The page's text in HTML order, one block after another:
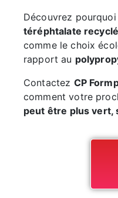
Découvrez pourquoi
téréphtalate recyclé
comme le choix
rapport au
Contactez CP
comment votre
peut être plus vert,